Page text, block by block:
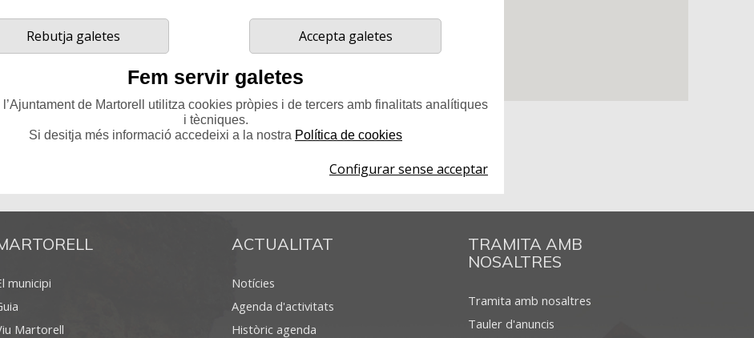
municipi
Martorell
ACTUALITAT
Notícies
Agenda d'activitats
Històric agenda
TRAMITA AMB
NOSALTRES
Tramita amb nosaltres
Tauler d'anuncis
Accepta galetes
Rebutja galetes
Fem servir galetes
l’Ajuntament de Martorell utilitza cookies pròpies i de tercers amb finalitats analítiques
i tècniques.
Si desitja més informació accedeixi a la nostra Política de cookies
Configurar sense acceptar